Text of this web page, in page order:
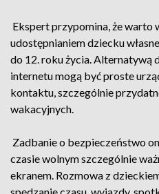
Ekspert przypomina, że warto
udostępnianiem dziecku
do 12. roku życia. Alternatywą
internetu mogą być proste
kontaktu, szczególnie
wakacyjnych.
Zadbanie o bezpieczeństwo
czasie wolnym szczególnie
ekranem. Rozmowa z